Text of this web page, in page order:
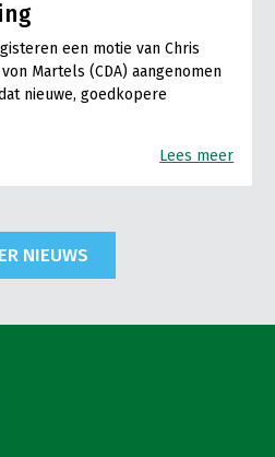
een motie van Chris
Martels (CDA) aangenomen
nieuwe, goedkopere
Lees meer
NIEUWS